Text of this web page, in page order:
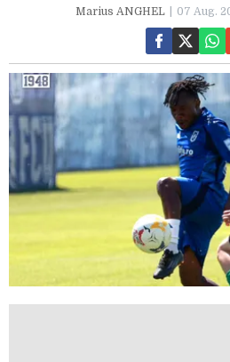
Marius ANGHEL 07 Aug.